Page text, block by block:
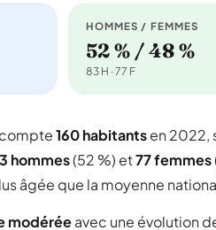
HOMMES / FEMMES
52 % / 48 %
83 H · 77 F
160 habitantsen 2022,
hommes(52 %) et77 femmes
âgée que la moyenne
modéréeavec une évolution